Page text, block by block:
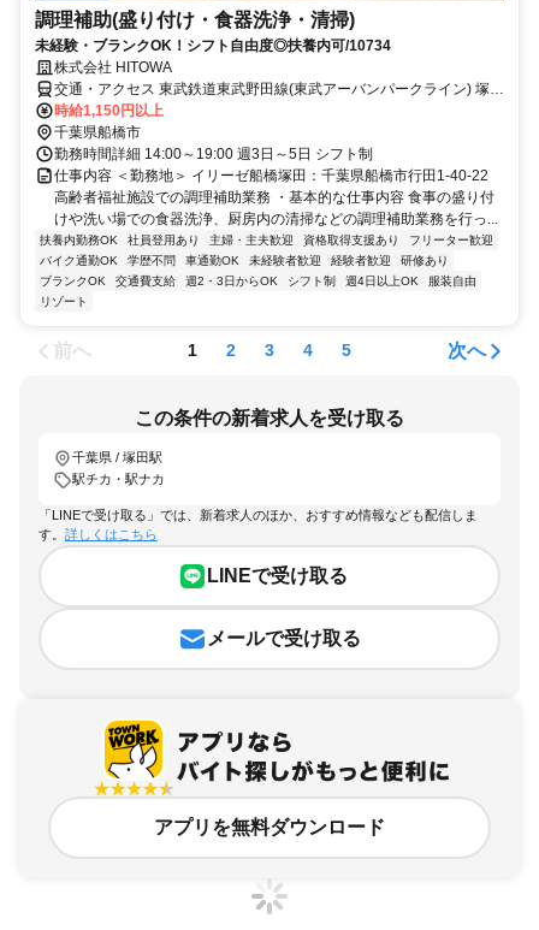
調理補助(盛り付け・食器洗浄・清掃)
未経験・ブランクOK！シフト自由度◎扶養内可/10734
株式会社 HITOWA
交通・アクセス 東武鉄道東武野田線(東武アーバンパークライン) 塚田
東武野田線「塚田駅」/徒歩5分
時給1,150円以上
千葉県船橋市
勤務時間詳細 14:00～19:00 週3日～5日 シフト制
仕事内容 ＜勤務地＞ イリーゼ船橋塚田：千葉県船橋市行田1-40-22
高齢者福祉施設での調理補助業務 ・基本的な仕事内容 食事の盛り付
けや洗い場での食器洗浄、厨房内の清掃などの調理補助業務を行っ...
扶養内勤務OK 社員登用あり 主婦・主夫歓迎 資格取得支援あり
フリーター歓迎
バイク通勤OK
学歴不問 車通勤OK 未経験者歓迎 経験者歓迎
研修あり
ブランクOK
交通費支給 週2・3日からOK シフト制 週4日以上OK
服装自由
リゾート
前へ 1 2 3 4 5 次へ
この条件の新着求人を受け取る
千葉県 / 塚田駅
駅チカ・駅ナカ
「LINEで受け取る」では、新着求人のほか、おすすめ情報なども配信しま
す。 詳しくはこちら
LINEで受け取る
メールで受け取る
アプリを無料ダウンロード